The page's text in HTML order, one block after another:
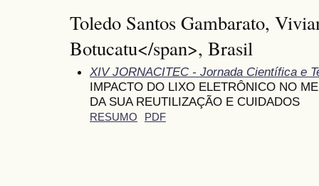
Toledo Santos Gambarato,
Botucatu</span>, Brasil
XIV JORNACITEC - Jornada Científica e
IMPACTO DO LIXO ELETRÔNICO NO
DA SUA REUTILIZAÇÃO E CUIDADOS
RESUMO PDF